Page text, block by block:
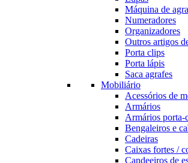
Máquina de
Numeradores
Organizadores
Outros artigos
Porta clips
Porta lápis
Saca agrafes
Mobiliário
Acessórios de
Armários
Armários porta-
Bengaleiros e
Cadeiras
Caixas fortes /
Candeeiros de